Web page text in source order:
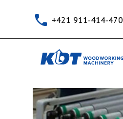
+421 911-414-470